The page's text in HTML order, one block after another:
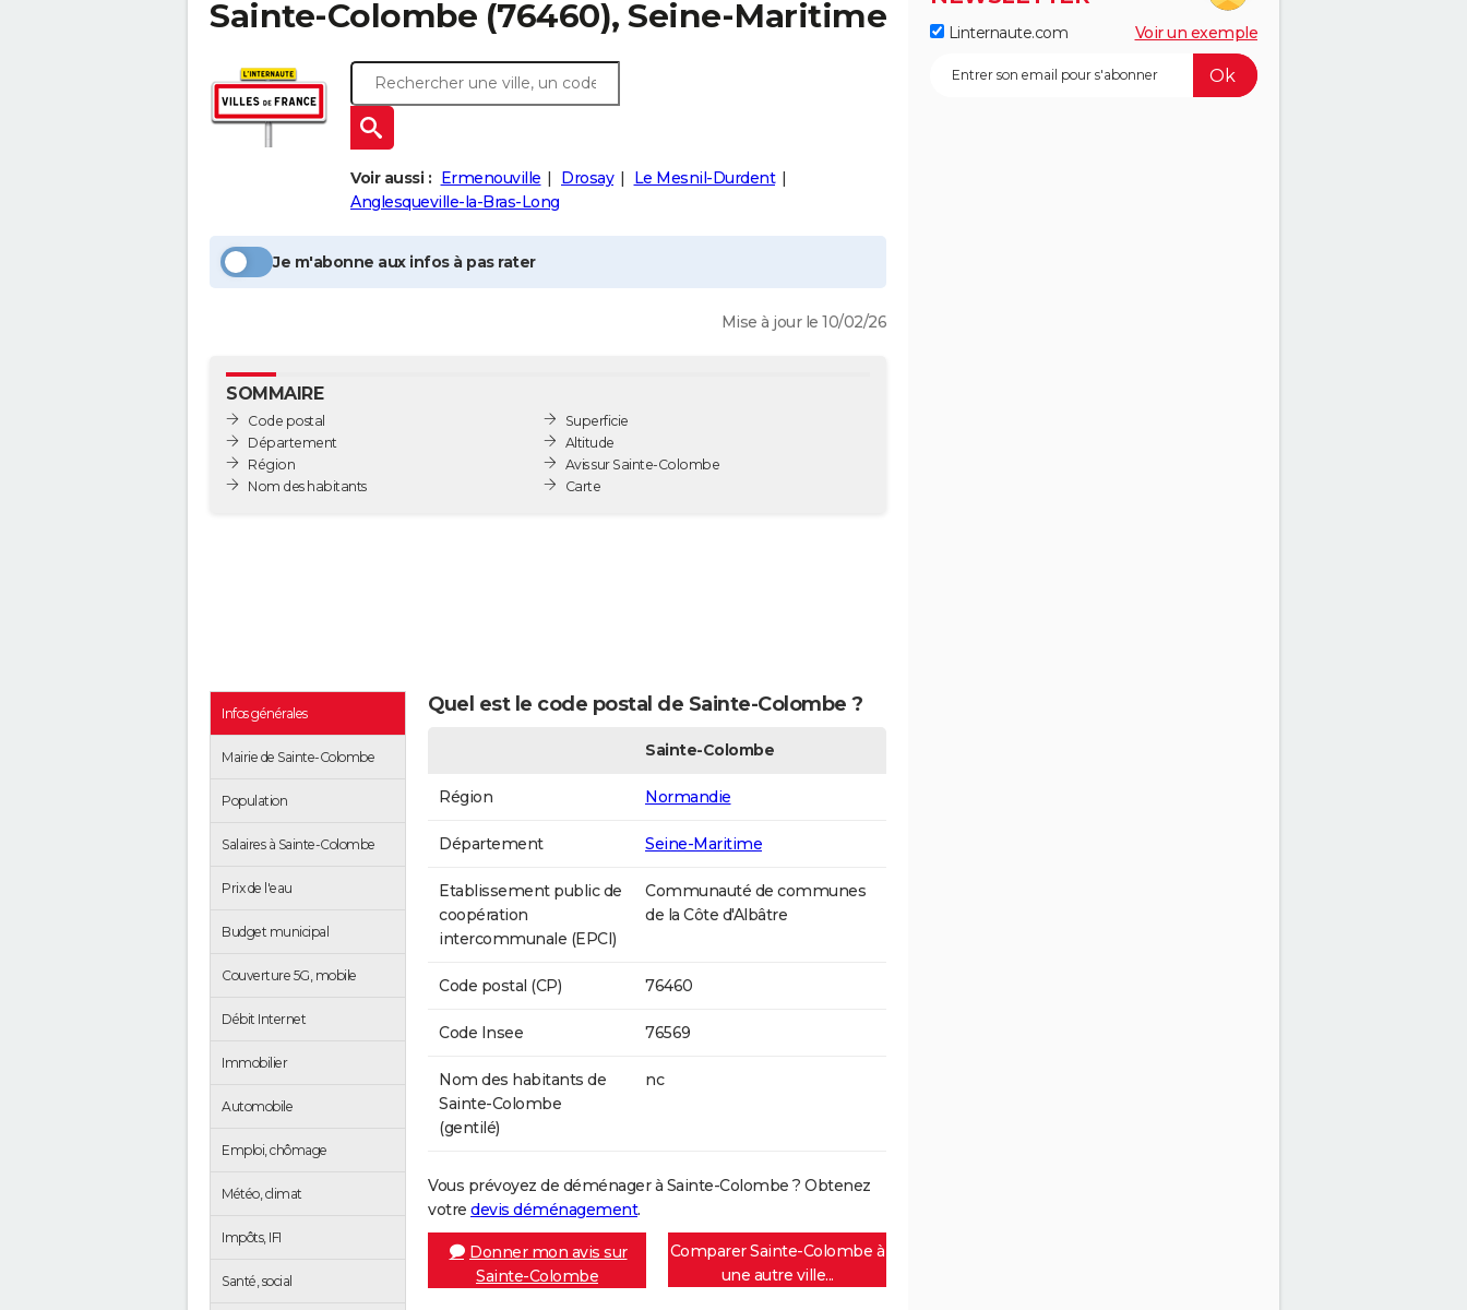
Sainte-Colombe (76460), Seine-Maritime
Voir aussi : Ermenouville Drosay
Le Mesnil-Durdent
Anglesqueville-la-Bras-Long
Je m'abonne aux infos à pas rater
Mise à jour le 10/02/26
SOMMAIRE
Code postal
Département
Région
Nom des habitants
Superficie
Altitude
Avis sur Sainte-Colombe
Carte
Infos générales
Mairie de Sainte-Colombe
Population
Salaires à Sainte-Colombe
Prix de l'eau
Budget municipal
Couverture 5G, mobile
Débit Internet
Immobilier
Automobile
Emploi, chômage
Météo, climat
Impôts, IFI
Santé, social
Quel est le code postal de Sainte-Colombe ?
Sainte-Colombe
Région Normandie
Département Seine-Maritime
Etablissement public de
coopération
intercommunale (EPCI)
Communauté de communes
de la Côte d'Albâtre
Code postal (CP) 76460
Code Insee 76569
Nom des habitants de
Sainte-Colombe
(gentilé)
nc
Vous prévoyez de déménager à Sainte-Colombe ? Obtenez
votre devis déménagement.
Donner mon avis sur
Sainte-Colombe
Comparer Sainte-Colombe à
une autre ville...
Linternaute.com Voir un exemple